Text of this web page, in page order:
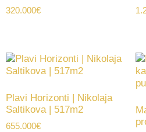
320.000€
Plavi Horizonti | Nikolaja
Saltikova | 517m2
655.000€